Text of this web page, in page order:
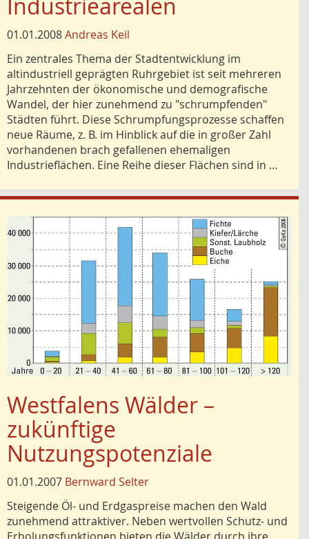
01.01.2008Andreas Keil
Ein zentrales Thema der Stadtentwicklung im
altindustriell geprägten Ruhrgebiet ist seit mehreren
Jahrzehnten der ökonomische und demografische
Wandel, der hier zunehmend zu "schrumpfenden"
Städten führt. Diese Schrumpfungsprozesse schaffen
neue Räume, z. B. im Hinblick auf die in großer Zahl
vorhandenen brach gefallenen ehemaligen
Industrieflächen. Eine Reihe dieser Flächen sind in …
Westfalens Wälder –
zukünftige
Nutzungspotenziale
01.01.2007 Bernward Selter
Steigende Öl- und Erdgaspreise machen den Wald
zunehmend attraktiver. Neben wertvollen Schutz- und